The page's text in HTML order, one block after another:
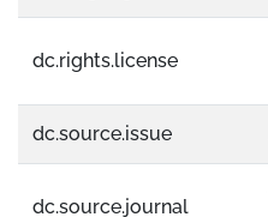
dc.rights.license
dc.source.issue
dc.source.journal